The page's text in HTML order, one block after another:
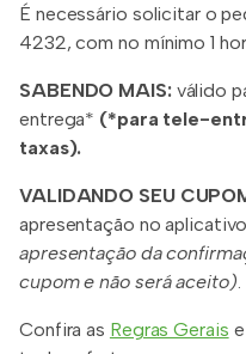
É necessário solicitar o
4232, com no mínimo 1
SABENDO MAIS: válido
entrega* (*para tele-
taxas).
VALIDANDO SEU
apresentação no
apresentação da
cupom e não será aceito)
Confira as Regras Gerais e